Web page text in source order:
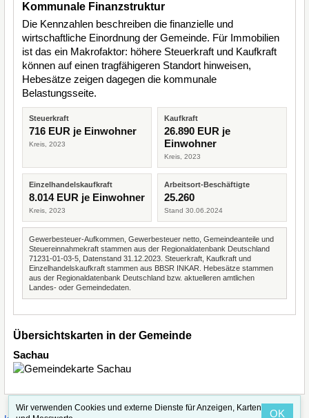
Kommunale Finanzstruktur
Die Kennzahlen beschreiben die finanzielle und
wirtschaftliche Einordnung der Gemeinde. Für Immobilien
ist das ein Makrofaktor: höhere Steuerkraft und Kaufkraft
können auf einen tragfähigeren Standort hinweisen,
Hebesätze zeigen dagegen die kommunale
Belastungsseite.
Steuerkraft
716 EUR je Einwohner
Kreis, 2023
Kaufkraft
26.890 EUR je
Einwohner
Kreis, 2023
Einzelhandelskaufkraft
8.014 EUR je Einwohner
Kreis, 2023
Arbeitsort-Beschäftigte
25.260
Stand 30.06.2024
Gewerbesteuer-Aufkommen, Gewerbesteuer netto, Gemeindeanteile und
Steuereinnahmekraft stammen aus der Regionaldatenbank Deutschland
71231-01-03-5, Datenstand 31.12.2023. Steuerkraft, Kaufkraft und
Einzelhandelskaufkraft stammen aus BBSR INKAR. Hebesätze stammen
aus der Regionaldatenbank Deutschland bzw. aktuelleren amtlichen
Landes- oder Gemeindedaten.
Übersichtskarten in der Gemeinde
Sachau
Wir verwenden Cookies und externe Dienste für Anzeigen, Karten
OK